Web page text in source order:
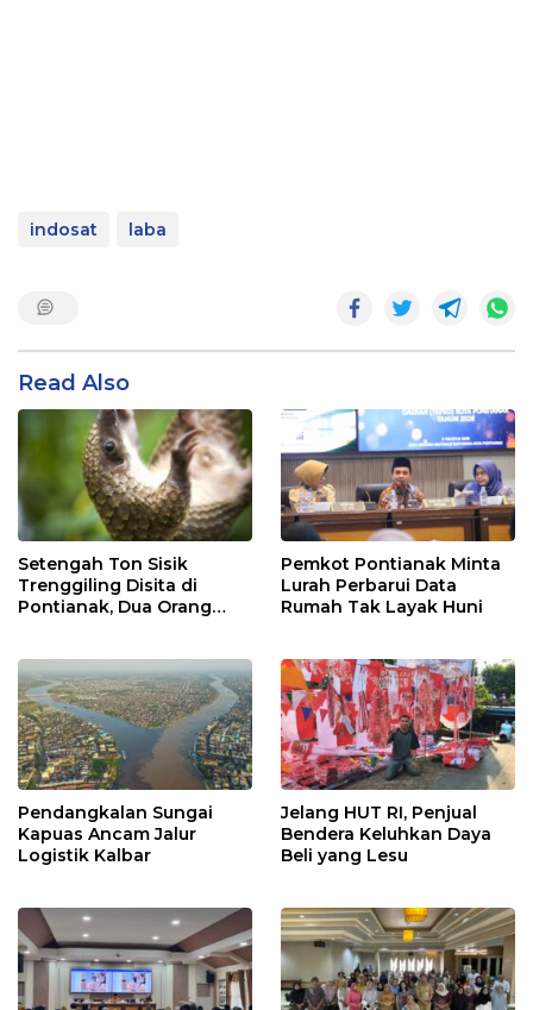
indosat laba
Read Also
Setengah Ton Sisik
Trenggiling Disita di
Pontianak, Dua Orang
Pemkot Pontianak Minta
Lurah Perbarui Data
Rumah Tak Layak Huni
Pendangkalan Sungai
Kapuas Ancam Jalur
Logistik Kalbar
Jelang HUT RI, Penjual
Bendera Keluhkan Daya
Beli yang Lesu